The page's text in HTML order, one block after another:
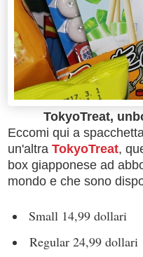
TokyoTreat,
Eccomi qui a
un'altra TokyoTreat,
box giapponese ad
mondo e che sono
Small 14,99 dollari
Regular 24,99 dollari